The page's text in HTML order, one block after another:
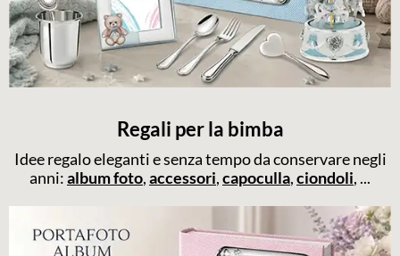
Regali per la bimba
Idee regalo eleganti e senza tempo da conservare negli
anni:album foto,accessori,capoculla,ciondoli, ...